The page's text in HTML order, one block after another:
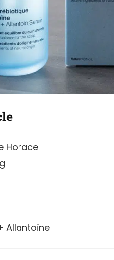
Horace
Allantoïne